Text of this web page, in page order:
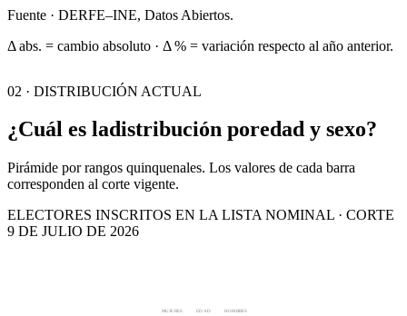
Fuente · DERFE–INE, Datos Abiertos.
Δ abs. = cambio absoluto · Δ % = variación respecto al año anterior.
02 · DISTRIBUCIÓN ACTUAL
¿Cuál es ladistribución poredad y sexo?
Pirámide por rangos quinquenales. Los valores de cada barra
corresponden al corte vigente.
ELECTORES INSCRITOS EN LA LISTA NOMINAL · CORTE
9 DE JULIO DE 2026
MUJERES EDAD HOMBRES